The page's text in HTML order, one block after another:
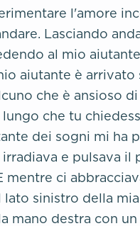
l'amore
Lasciando
al mio
aiutante è
che è ansioso
che tu
dei sogni mi ha
e pulsava il
mentre ci
lato sinistro della
mano destra con